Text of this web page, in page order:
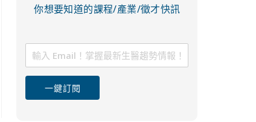
你想要知道的課程/產業/徵才快訊
一鍵訂閱